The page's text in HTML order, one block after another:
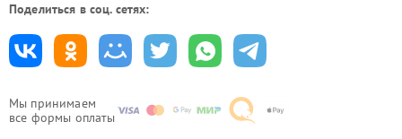
Мы принимаем
все формы оплаты
Поделиться в соц. сетях: